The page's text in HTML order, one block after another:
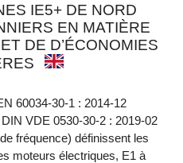
IE5+ DE NORD
EN MATIÈRE
DE D’ÉCONOMIES
60034-30-1 : 2014-12
VDE 0530-30-2 : 2019-02
fréquence) définissent les
moteurs électriques, E1 à